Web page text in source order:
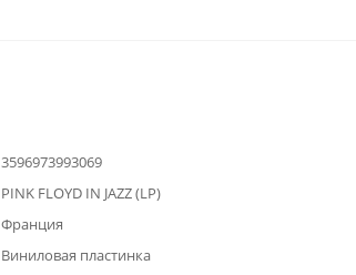
3596973993069
PINK FLOYD IN JAZZ (LP)
Франция
Виниловая пластинка